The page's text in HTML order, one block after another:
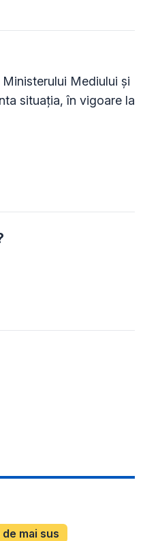
Mediului şi
situaţia, în vigoare la
mai sus